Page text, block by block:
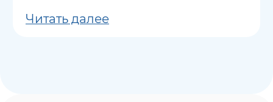
Читать далее